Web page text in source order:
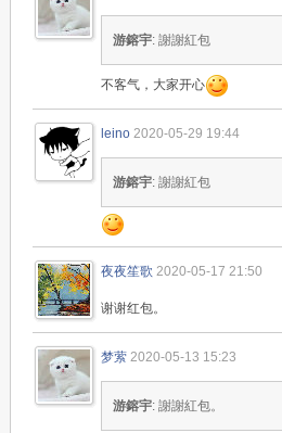
游鎔宇: 謝謝紅包
不客气，大家开心
leino 2020-05-29 19:44
游鎔宇: 謝謝紅包
夜夜笙歌 2020-05-17 21:50
谢谢红包。
梦萦 2020-05-13 15:23
游鎔宇: 謝謝紅包。